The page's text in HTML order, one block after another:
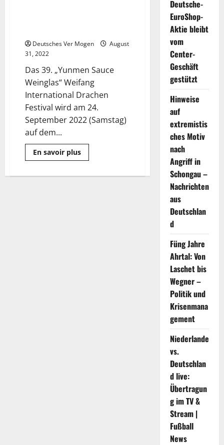
Deutsches Ver Mogen
August
31, 2022
Das 39. „Yunmen Sauce
Weinglas“ Weifang
International Drachen
Festival wird am 24.
September 2022 (Samstag)
auf dem...
En savoir plusMehr
Informationen
24.
Deutsche-
EuroShop-
Aktie bleibt
vom
Center-
Geschäft
gestützt
Hinweise
auf
extremistis
ches Motiv
nach
Angriff in
Schongau –
Nachrichten
aus
Deutschlan
d
Füng Jahre
Ahrtal: Von
Laschet bis
Wegner –
Politik und
Krisenmana
gement
Niederlande
vs.
Deutschlan
d live:
Übertragun
g im TV &
Stream |
Fußball
News